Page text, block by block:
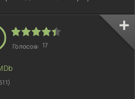
Голосов: 17